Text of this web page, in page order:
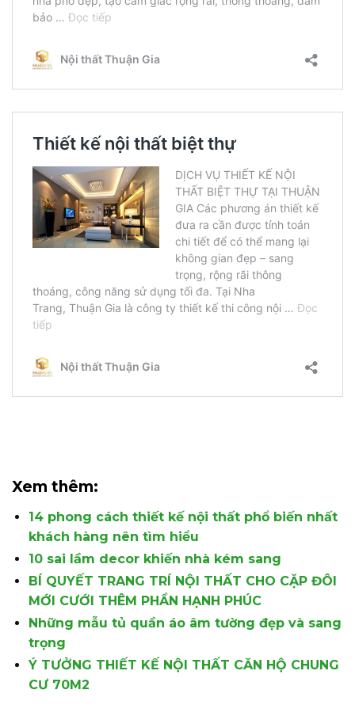
Xem thêm:
14 phong cách thiết kế nội thất phổ biến nhất
khách hàng nên tìm hiểu
10 sai lầm decor khiến nhà kém sang
BÍ QUYẾT TRANG TRÍ NỘI THẤT CHO CẶP ĐÔI
MỚI CƯỚI THÊM PHẦN HẠNH PHÚC
Những mẫu tủ quần áo âm tường đẹp và sang
trọng
Ý TƯỞNG THIẾT KẾ NỘI THẤT CĂN HỘ CHUNG
CƯ 70M2